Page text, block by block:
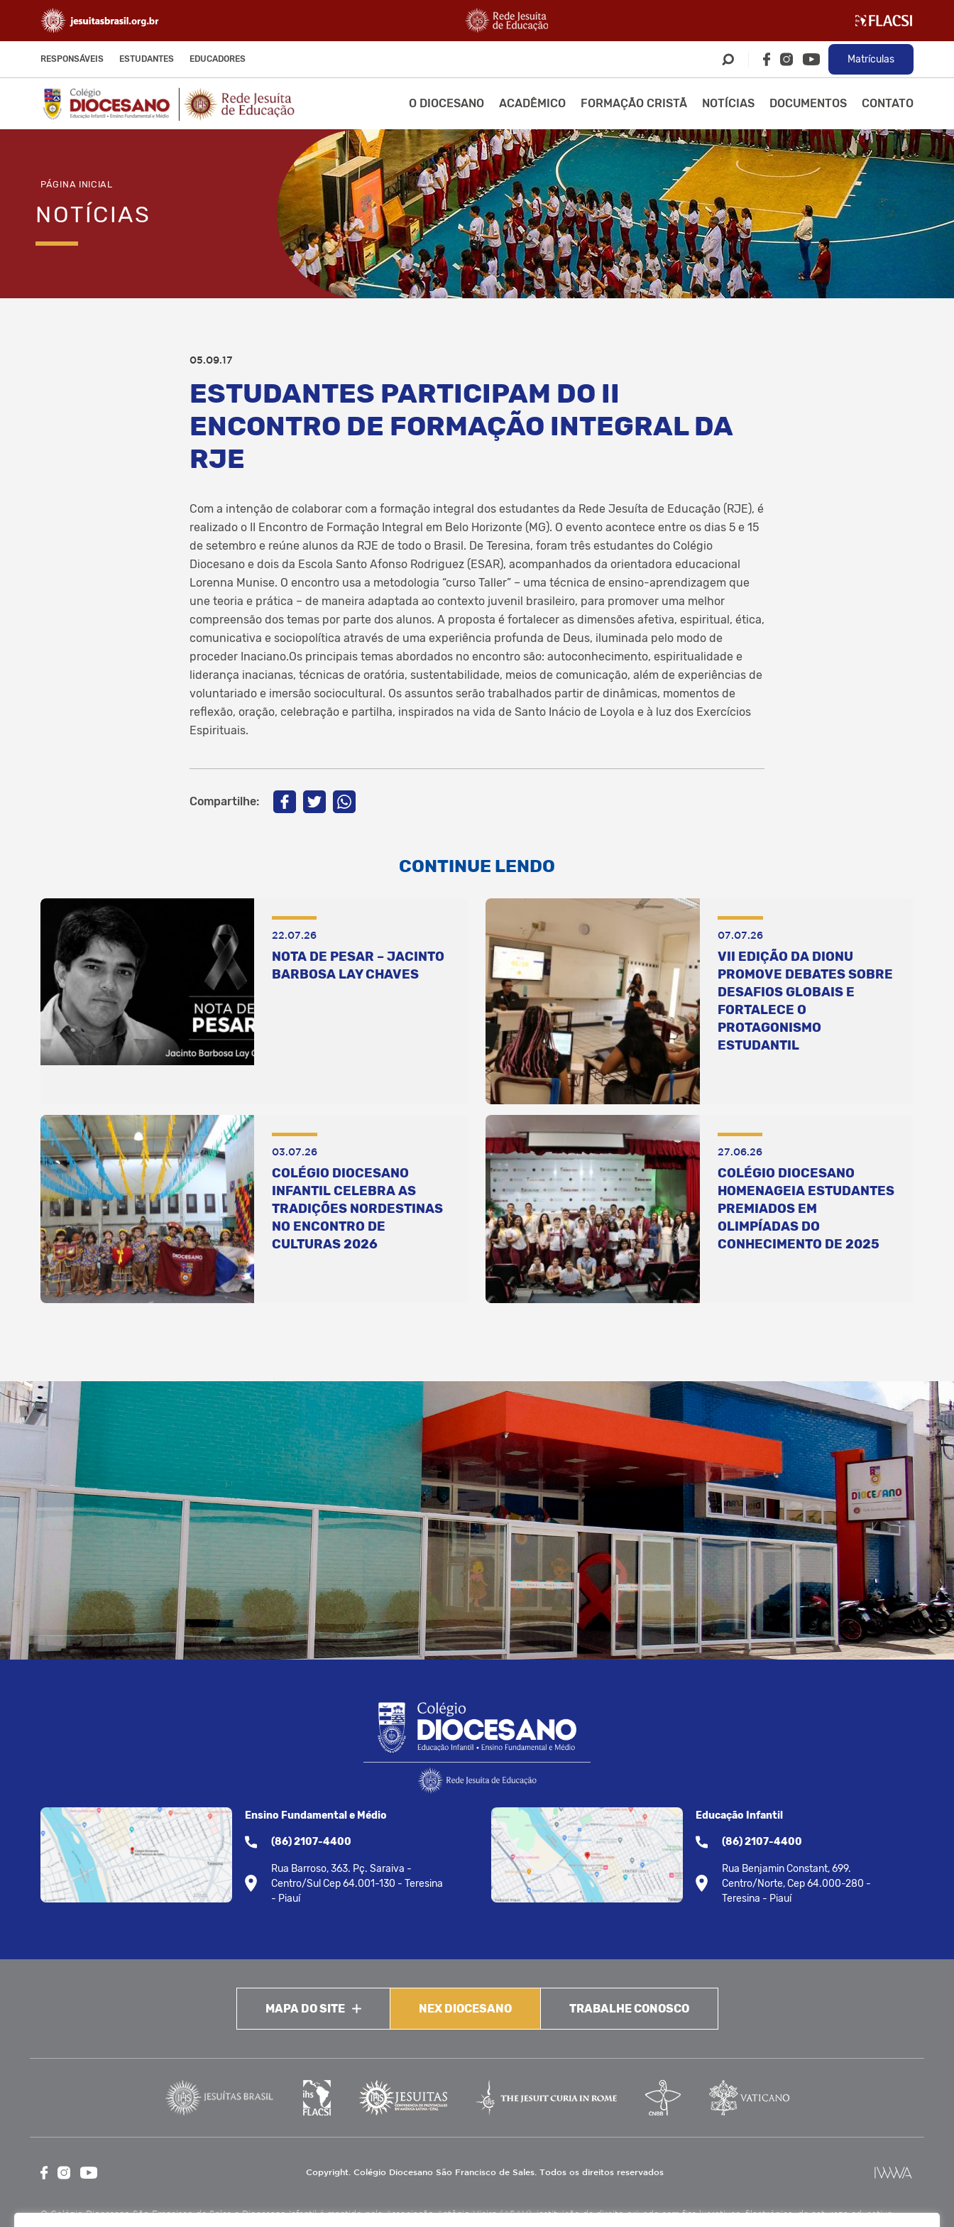
RESPONSÁVEIS ESTUDANTES EDUCADORES Matrículas
O DIOCESANO ACADÊMICO FORMAÇÃO CRISTÃ NOTÍCIAS DOCUMENTOS CONTATO
PÁGINA INICIAL
NOTÍCIAS
05.09.17
ESTUDANTES PARTICIPAM DO II
ENCONTRO DE FORMAÇÃO INTEGRAL DA
RJE
Com a intenção de colaborar com a formação integral dos estudantes da Rede Jesuíta de Educação (RJE), é
realizado o II Encontro de Formação Integral em Belo Horizonte (MG). O evento acontece entre os dias 5 e 15
de setembro e reúne alunos da RJE de todo o Brasil. De Teresina, foram três estudantes do Colégio
Diocesano e dois da Escola Santo Afonso Rodriguez (ESAR), acompanhados da orientadora educacional
Lorenna Munise. O encontro usa a metodologia “curso Taller” – uma técnica de ensino-aprendizagem que
une teoria e prática – de maneira adaptada ao contexto juvenil brasileiro, para promover uma melhor
compreensão dos temas por parte dos alunos. A proposta é fortalecer as dimensões afetiva, espiritual, ética,
comunicativa e sociopolítica através de uma experiência profunda de Deus, iluminada pelo modo de
proceder Inaciano.Os principais temas abordados no encontro são: autoconhecimento, espiritualidade e
liderança inacianas, técnicas de oratória, sustentabilidade, meios de comunicação, além de experiências de
voluntariado e imersão sociocultural. Os assuntos serão trabalhados partir de dinâmicas, momentos de
reflexão, oração, celebração e partilha, inspirados na vida de Santo Inácio de Loyola e à luz dos Exercícios
Espirituais.
Compartilhe:
CONTINUE LENDO
22.07.26
NOTA DE PESAR – JACINTO
BARBOSA LAY CHAVES
07.07.26
VII EDIÇÃO DA DIONU
PROMOVE DEBATES SOBRE
DESAFIOS GLOBAIS E
FORTALECE O
PROTAGONISMO
ESTUDANTIL
03.07.26
COLÉGIO DIOCESANO
INFANTIL CELEBRA AS
TRADIÇÕES NORDESTINAS
NO ENCONTRO DE
CULTURAS 2026
27.06.26
COLÉGIO DIOCESANO
HOMENAGEIA ESTUDANTES
PREMIADOS EM
OLIMPÍADAS DO
CONHECIMENTO DE 2025
Ensino Fundamental e Médio
(86) 2107-4400
Rua Barroso, 363. Pç. Saraiva -
Centro/Sul Cep 64.001-130 - Teresina
- Piauí
Educação Infantil
(86) 2107-4400
Rua Benjamin Constant, 699.
Centro/Norte, Cep 64.000-280 -
Teresina - Piauí
MAPA DO SITE NEX DIOCESANO TRABALHE CONOSCO
Copyright. Colégio Diocesano São Francisco de Sales. Todos os direitos reservados
O Colégio Diocesano São Francisco de Sales e Diocesano Infantil é mantido pela Associação Antônio Vieira (ASAV), instituição de direito privado sem fins lucrativos, filantrópica, de natureza educativa,